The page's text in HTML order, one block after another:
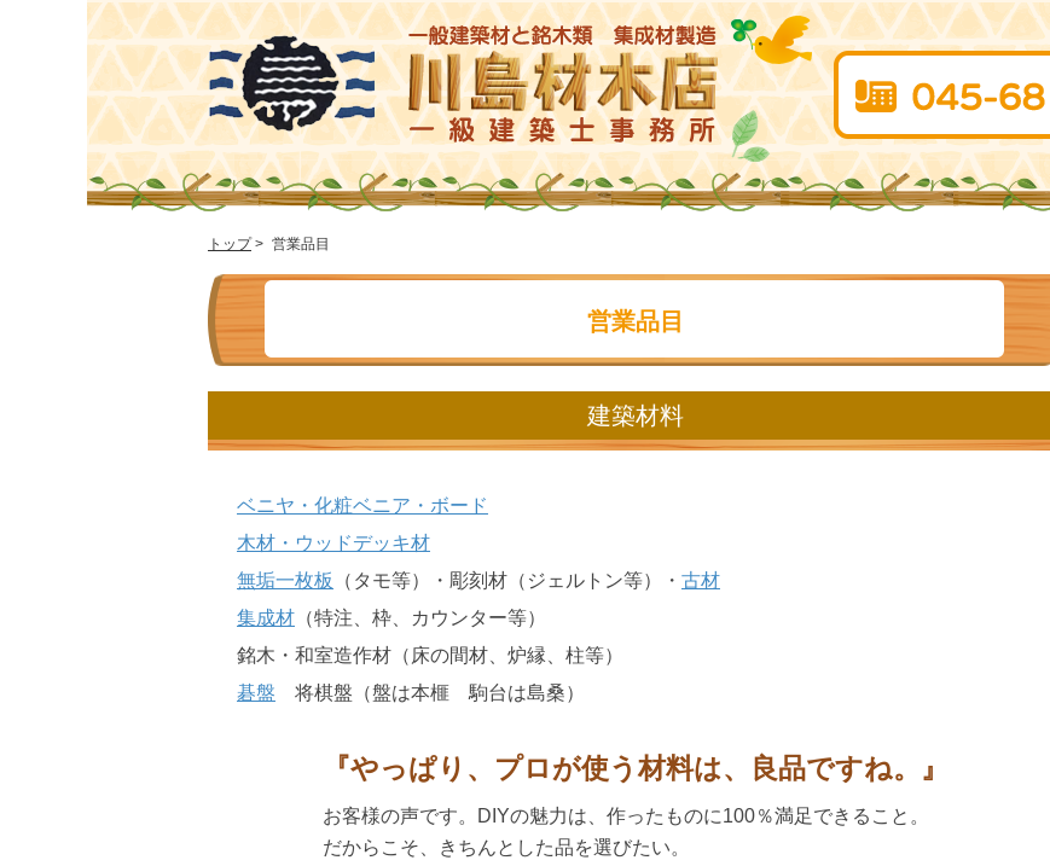
トップ> 営業品目
営業品目
建築材料
ベニヤ・化粧ベニア・ボード
木材・ウッドデッキ材
無垢一枚板
（タモ等）・彫刻材（ジェルトン等）・ 古材
集成材（特注、枠、カウンター等）
銘木・和室造作材（床の間材、炉縁、柱等）
碁盤 将棋盤（盤は本榧 駒台は島桑）
『やっぱり、プロが使う材料は、良品ですね。』
お客様の声です。DIYの魅力は、作ったものに100％満足できること。
だからこそ、きちんとした品を選びたい。